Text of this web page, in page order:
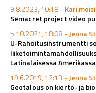
9.8.2023, 10:18 -
Semacret project video
5.10.2021, 18:08 -Jenna
U-Rahoitusinstrumentti
Latinalaisessa Amerikassa
19.6.2019, 12:13 -Jenna
Geotalous on kierto- ja